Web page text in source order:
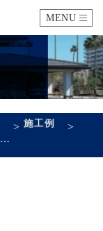
MENU
>施工例 >